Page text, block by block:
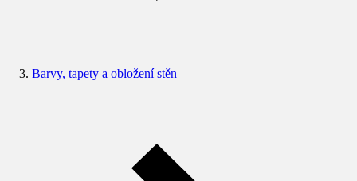
Barvy, tapety a obložení stěn